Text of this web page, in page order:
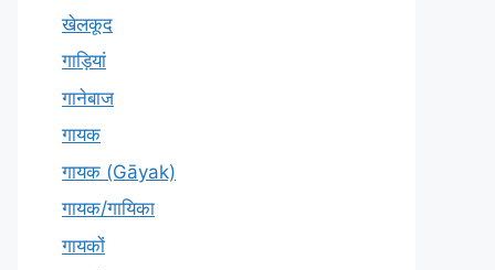
खेलकूद
गाड़ियां
गानेबाज
गायक
गायक (Gāyak)
गायक/गायिका
गायकों